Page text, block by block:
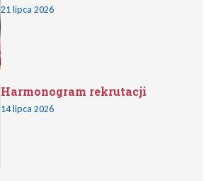
21 lipca 2026
Harmonogram rekrutacji
14 lipca 2026